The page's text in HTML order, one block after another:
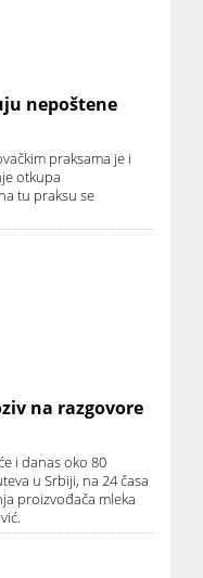
nepoštene
praksama je i
otkupa
tu praksu se
na razgovore
i danas oko 80
u Srbiji, na 24 časa
proizvođača mleka